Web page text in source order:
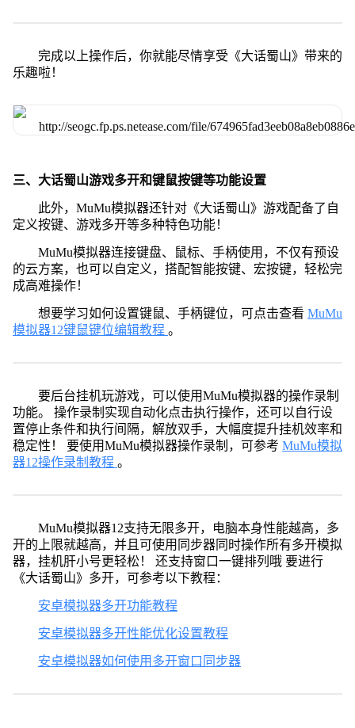
完成以上操作后，你就能尽情享受《大话蜀山》带来的
乐趣啦！
三、大话蜀山游戏多开和键鼠按键等功能设置
此外，MuMu模拟器还针对《大话蜀山》游戏配备了自
定义按键、游戏多开等多种特色功能！
MuMu模拟器连接键盘、鼠标、手柄使用，不仅有预设
的云方案，也可以自定义，搭配智能按键、宏按键，轻松完
成高难操作！
想要学习如何设置键鼠、手柄键位，可点击查看 MuMu
模拟器12键鼠键位编辑教程 。
要后台挂机玩游戏，可以使用MuMu模拟器的操作录制
功能。 操作录制实现自动化点击执行操作，还可以自行设
置停止条件和执行间隔，解放双手，大幅度提升挂机效率和
稳定性！ 要使用MuMu模拟器操作录制，可参考 MuMu模拟
器12操作录制教程 。
MuMu模拟器12支持无限多开，电脑本身性能越高，多
开的上限就越高，并且可使用同步器同时操作所有多开模拟
器，挂机肝小号更轻松！ 还支持窗口一键排列哦 要进行
《大话蜀山》多开，可参考以下教程：
安卓模拟器多开功能教程
安卓模拟器多开性能优化设置教程
安卓模拟器如何使用多开窗口同步器